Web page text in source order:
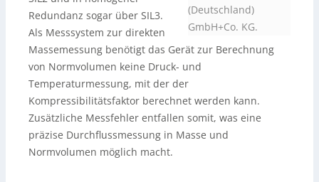
(Deutschland)
GmbH+Co. KG.
Redundanz sogar über SIL3.
Als Messsystem zur direkten
Massemessung benötigt das Gerät zur Berechnung
von Normvolumen keine Druck- und
Temperaturmessung, mit der der
Kompressibilitätsfaktor berechnet werden kann.
Zusätzliche Messfehler entfallen somit, was eine
präzise Durchflussmessung in Masse und
Normvolumen möglich macht.